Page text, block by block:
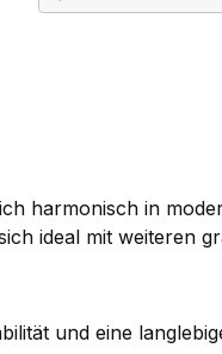
harmonisch in
ideal mit weiteren
und eine